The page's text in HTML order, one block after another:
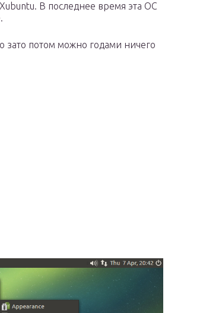
В последнее время эта ОС
зато потом можно годами ничего